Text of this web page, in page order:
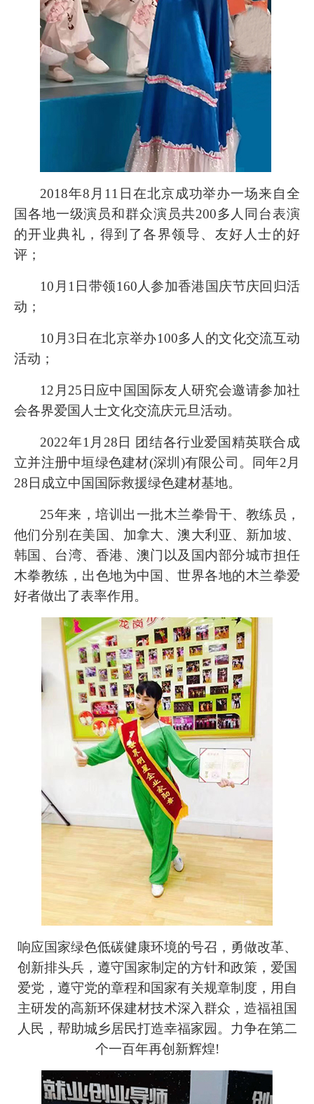
2018年8月11日在北京成功举办一场来自全
国各地一级演员和群众演员共200多人同台表演
的开业典礼，得到了各界领导、友好人士的好
评；
10月1日带领160人参加香港国庆节庆回归活
动；
10月3日在北京举办100多人的文化交流互动
活动；
12月25日应中国国际友人研究会邀请参加社
会各界爱国人士文化交流庆元旦活动。
2022年1月28日 团结各行业爱国精英联合成
立并注册中垣绿色建材(深圳)有限公司。同年2月
28日成立中国国际救援绿色建材基地。
25年来，培训出一批木兰拳骨干、教练员，
他们分别在美国、加拿大、澳大利亚、新加坡、
韩国、台湾、香港、澳门以及国内部分城市担任
木拳教练，出色地为中国、世界各地的木兰拳爱
好者做出了表率作用。
响应国家绿色低碳健康环境的号召，勇做改革、
创新排头兵，遵守国家制定的方针和政策，爱国
爱党，遵守党的章程和国家有关规章制度，用自
主研发的高新环保建材技术深入群众，造福祖国
人民，帮助城乡居民打造幸福家园。力争在第二
个一百年再创新辉煌!